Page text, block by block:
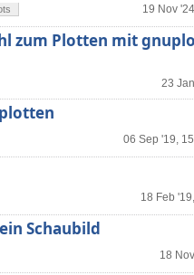
19 Nov
zum Plotten mit
23
06 Sep '19,
18 Feb
Schaubild
18